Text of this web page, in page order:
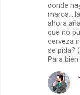
donde
ahora
que no
cerveza
se pida?
Para